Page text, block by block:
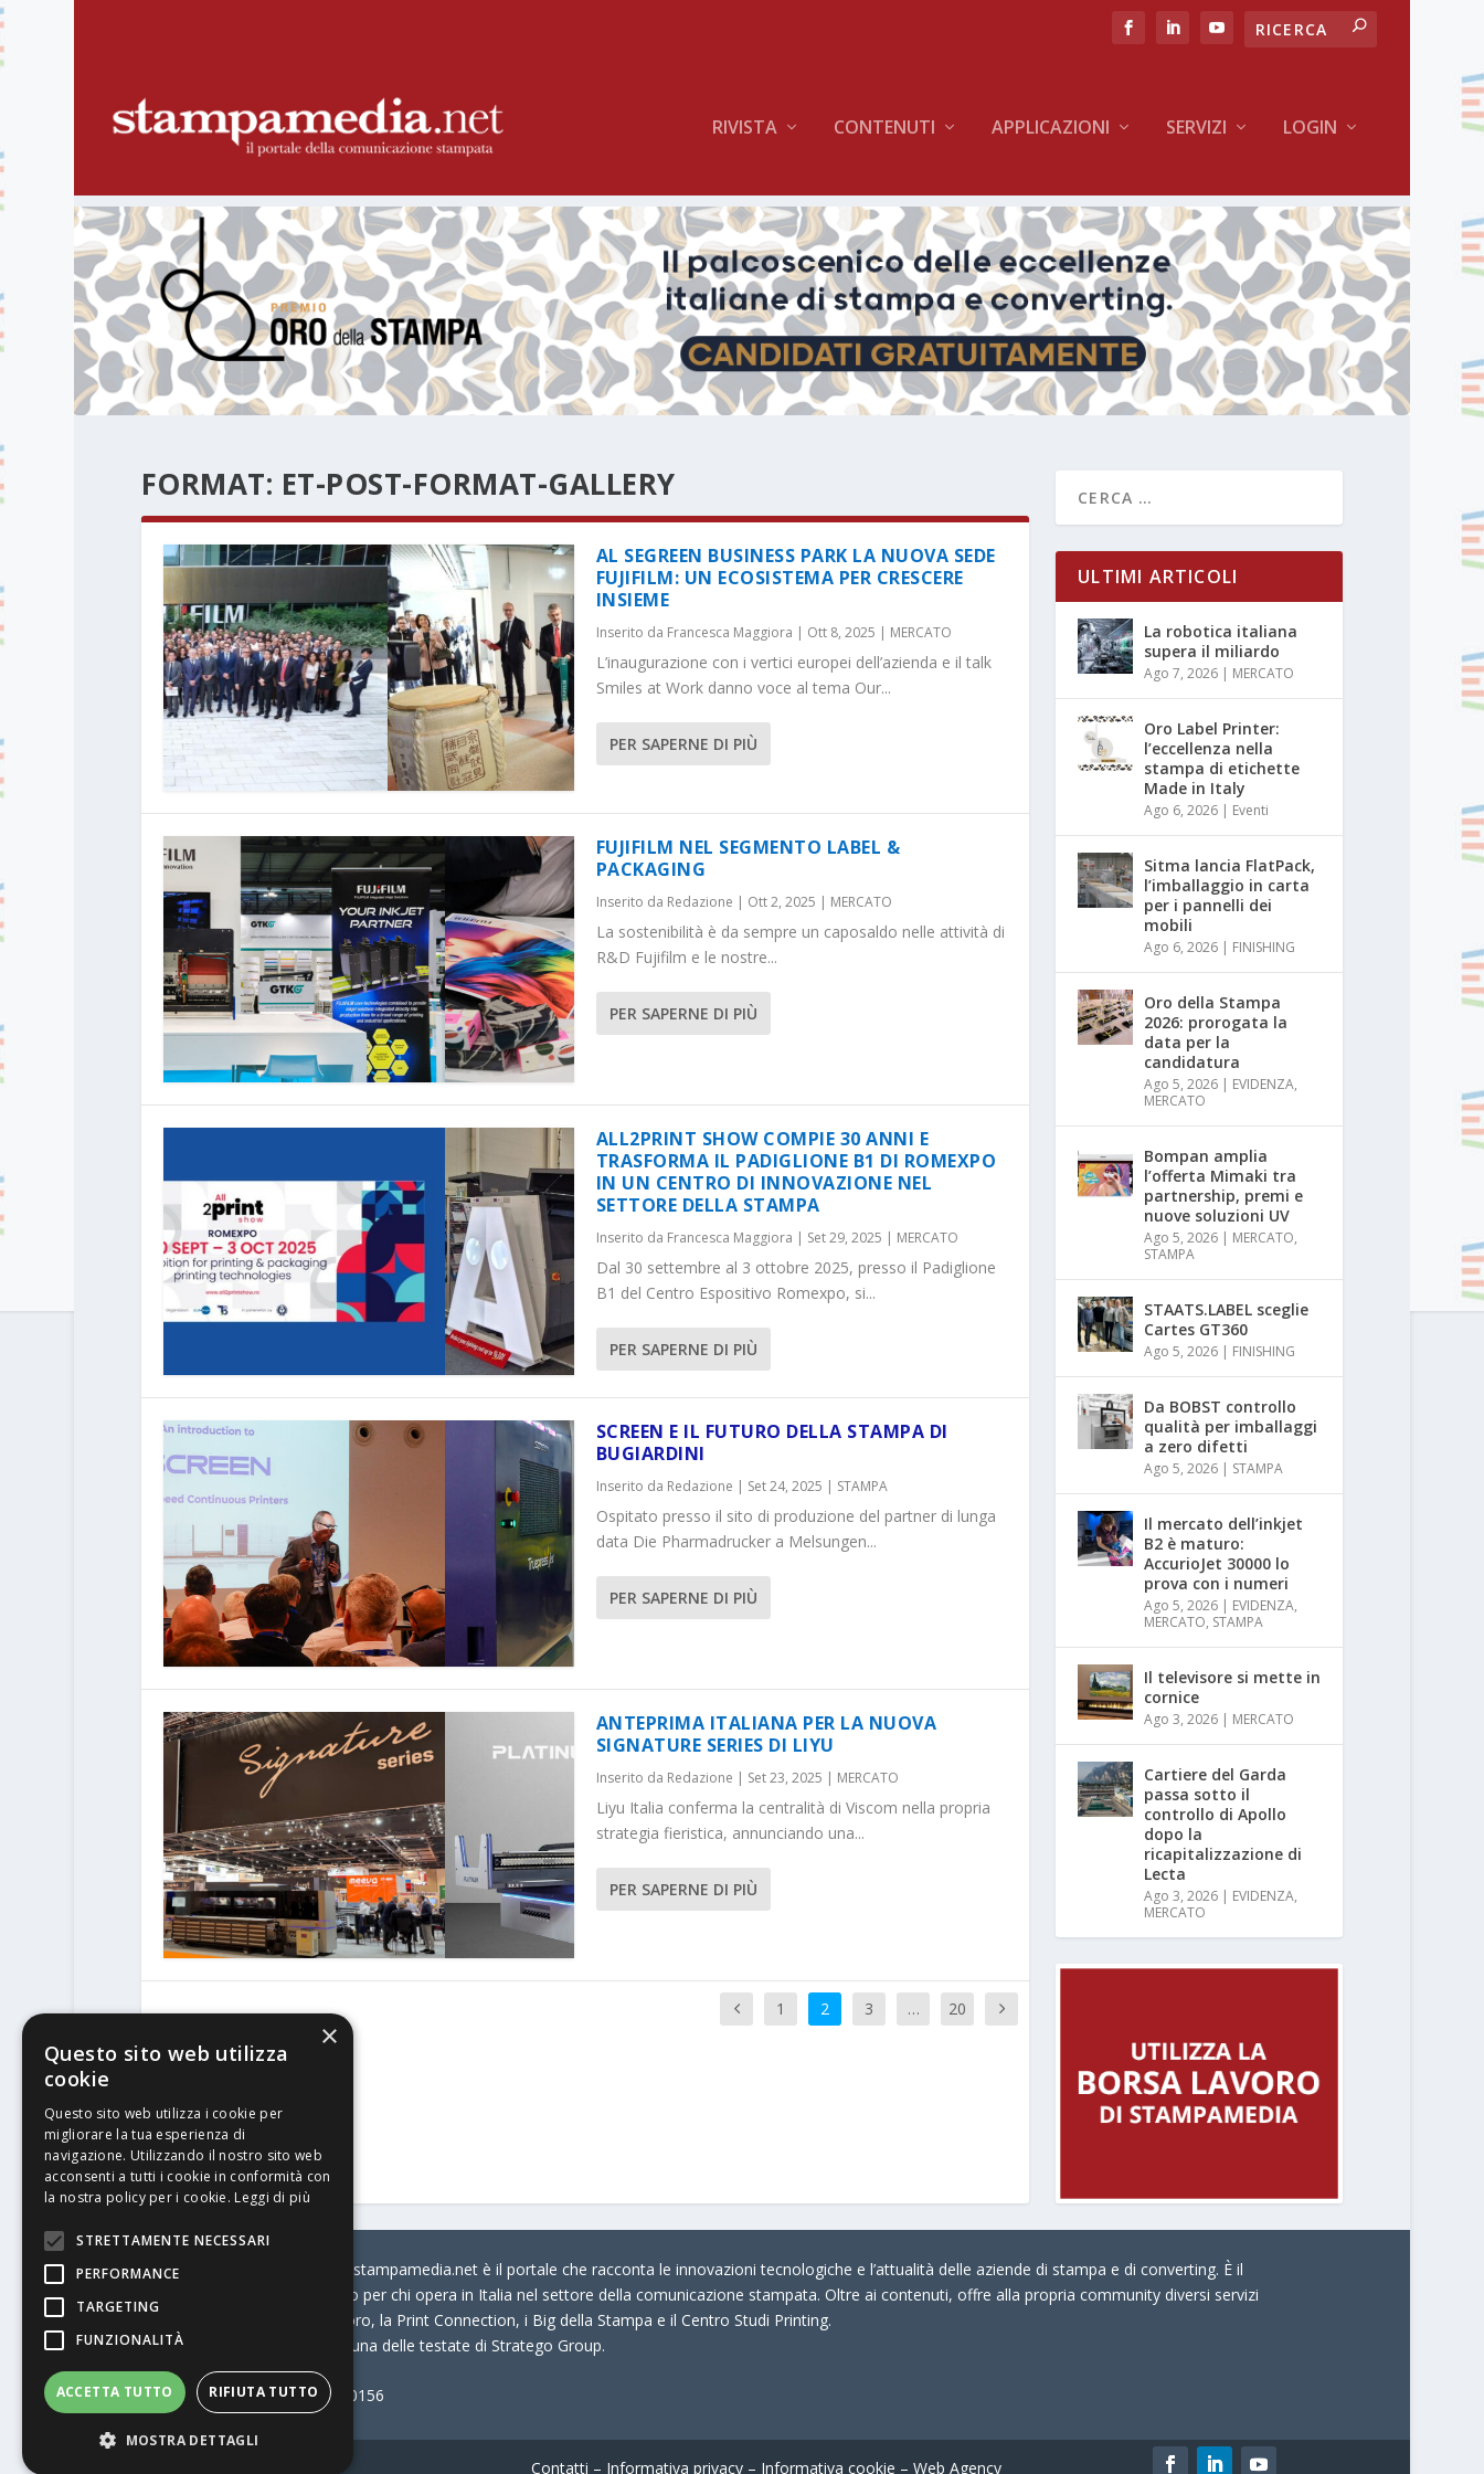
RIVISTA CONTENUTI APPLICAZIONI SERVIZI LOGIN
FORMAT: ET-POST-FORMAT-GALLERY
AL SEGREEN BUSINESS PARK LA NUOVA SEDE
FUJIFILM: UN ECOSISTEMA PER CRESCERE
INSIEME
Inserito da Francesca Maggiora | Ott 8, 2025 | MERCATO
L’inaugurazione con i vertici europei dell’azienda e il talk
Smiles at Work danno voce al tema Our...
PER SAPERNE DI PIÙ
FUJIFILM NEL SEGMENTO LABEL &
PACKAGING
Inserito da Redazione | Ott 2, 2025 | MERCATO
La sostenibilità è da sempre un caposaldo nelle attività di
R&D Fujifilm e le nostre...
PER SAPERNE DI PIÙ
ALL2PRINT SHOW COMPIE 30 ANNI E
TRASFORMA IL PADIGLIONE B1 DI ROMEXPO
IN UN CENTRO DI INNOVAZIONE NEL
SETTORE DELLA STAMPA
Inserito da Francesca Maggiora | Set 29, 2025 | MERCATO
Dal 30 settembre al 3 ottobre 2025, presso il Padiglione
B1 del Centro Espositivo Romexpo, si...
PER SAPERNE DI PIÙ
SCREEN E IL FUTURO DELLA STAMPA DI
BUGIARDINI
Inserito da Redazione | Set 24, 2025 | STAMPA
Ospitato presso il sito di produzione del partner di lunga
data Die Pharmadrucker a Melsungen...
PER SAPERNE DI PIÙ
ANTEPRIMA ITALIANA PER LA NUOVA
SIGNATURE SERIES DI LIYU
Inserito da Redazione | Set 23, 2025 | MERCATO
Liyu Italia conferma la centralità di Viscom nella propria
strategia fieristica, annunciando una...
PER SAPERNE DI PIÙ
1 2 3 … 20
ULTIMI ARTICOLI
La robotica italiana
supera il miliardo
Ago 7, 2026 | MERCATO
Oro Label Printer:
l’eccellenza nella
stampa di etichette
Made in Italy
Ago 6, 2026 | Eventi
Sitma lancia FlatPack,
l’imballaggio in carta
per i pannelli dei
mobili
Ago 6, 2026 | FINISHING
Oro della Stampa
2026: prorogata la
data per la
candidatura
Ago 5, 2026 | EVIDENZA,
MERCATO
Bompan amplia
l’offerta Mimaki tra
partnership, premi e
nuove soluzioni UV
Ago 5, 2026 | MERCATO,
STAMPA
STAATS.LABEL sceglie
Cartes GT360
Ago 5, 2026 | FINISHING
Da BOBST controllo
qualità per imballaggi
a zero difetti
Ago 5, 2026 | STAMPA
Il mercato dell’inkjet
B2 è maturo:
AccurioJet 30000 lo
prova con i numeri
Ago 5, 2026 | EVIDENZA,
MERCATO, STAMPA
Il televisore si mette in
cornice
Ago 3, 2026 | MERCATO
Cartiere del Garda
passa sotto il
controllo di Apollo
dopo la
ricapitalizzazione di
Lecta
Ago 3, 2026 | EVIDENZA,
MERCATO
stampamedia.net è il portale che racconta le innovazioni tecnologiche e l’attualità delle aziende di stampa e di converting. È il
portale di riferimento per chi opera in Italia nel settore della comunicazione stampata. Oltre ai contenuti, offre alla propria community diversi servizi
la Borsa Lavoro, la Print Connection, i Big della Stampa e il Centro Studi Printing.
Stampamedia.net è una delle testate di Stratego Group.
Partita IVA07921450156
Contatti – Informativa privacy– Informativa cookie – Web Agency
×
Questo sito web utilizza
cookie
Questo sito web utilizza i cookie per
migliorare la tua esperienza di
navigazione. Utilizzando il nostro sito web
acconsenti a tutti i cookie in conformità con
la nostra policy per i cookie. Leggi di più
STRETTAMENTE NECESSARI
PERFORMANCE
TARGETING
FUNZIONALITÀ
ACCETTA TUTTO RIFIUTA TUTTO
MOSTRA DETTAGLI